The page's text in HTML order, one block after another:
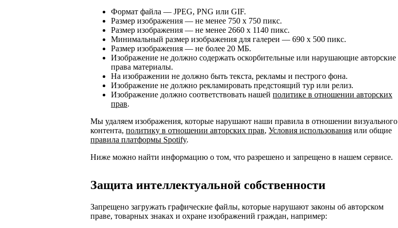
Формат файла — JPEG, PNG или GIF.
Размер изображения — не менее 750 x 750 пикс.
Размер изображения — не менее 2660 x 1140 пикс.
Минимальный размер изображения для галереи — 690 x 500 пикс.
Размер изображения — не более 20 МБ.
Изображение не должно содержать оскорбительные или нарушающие авторские
права материалы.
На изображении не должно быть текста, рекламы и пестрого фона.
Изображение не должно рекламировать предстоящий тур или релиз.
Изображение должно соответствовать нашей политике в отношении авторских
прав.
Мы удаляем изображения, которые нарушают наши правила в отношении визуального
контента, политику в отношении авторских прав, Условия использования или общие
правила платформы Spotify.
Ниже можно найти информацию о том, что разрешено и запрещено в нашем сервисе.
Защита интеллектуальной собственности
Запрещено загружать графические файлы, которые нарушают законы об авторском
праве, товарных знаках и охране изображений граждан, например: